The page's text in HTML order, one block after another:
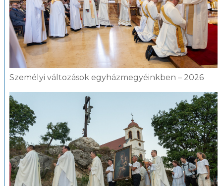
Személyi változások egyházmegyéinkben – 2026